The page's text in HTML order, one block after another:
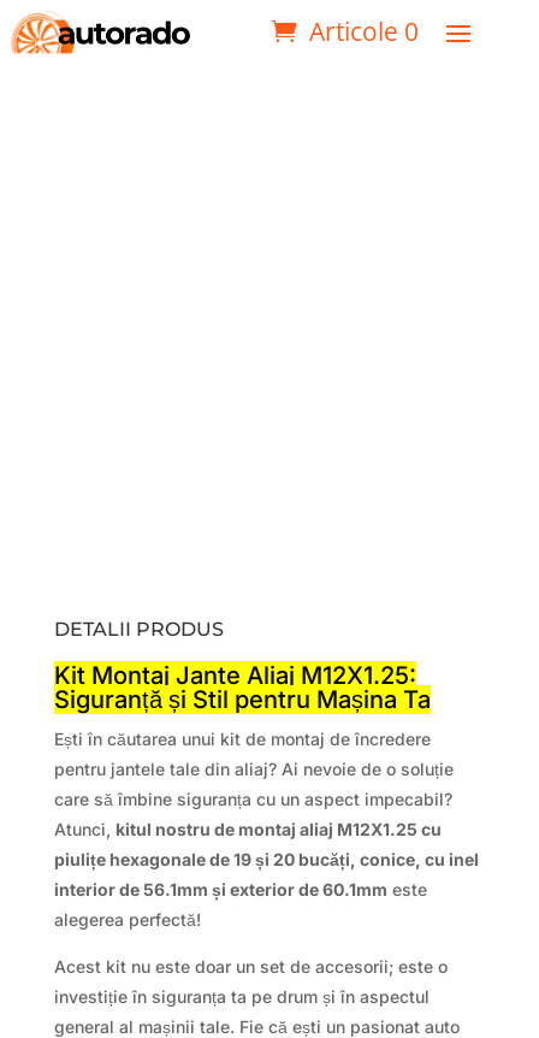
Articole 0
DETALII PRODUS
Kit Montaj Jante Aliaj M12X1.25:
Siguranță și Stil pentru Mașina Ta
Ești în căutarea unui kit de montaj de încredere
pentru jantele tale din aliaj? Ai nevoie de o soluție
care să îmbine siguranța cu un aspect impecabil?
Atunci, kitul nostru de montaj aliaj M12X1.25 cu
piulițe hexagonale de 19 și 20 bucăți, conice, cu inel
interior de 56.1mm și exterior de 60.1mm este
alegerea perfectă!
Acest kit nu este doar un set de accesorii; este o
investiție în siguranța ta pe drum și în aspectul
general al mașinii tale. Fie că ești un pasionat auto